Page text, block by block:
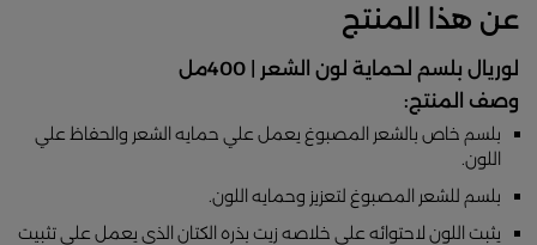
عن هذا المنتج
لوريال بلسم لحماية لون الشعر | 400مل
وصف المنتج:
بلسم خاص بالشعر المصبوغ يعمل علي حمايه الشعر والحفاظ علي
اللون.
بلسم للشعر المصبوغ لتعزيز وحمايه اللون.
يثبت اللون لاحتوائه علي خلاصه زيت بذره الكتان الذي يعمل علي تثبيت